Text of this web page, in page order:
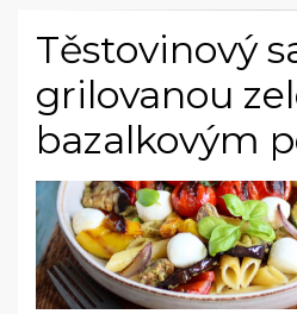
Těstovinový
grilovanou
bazalkovým